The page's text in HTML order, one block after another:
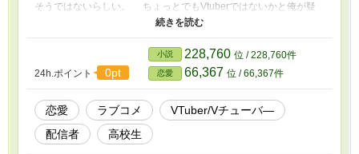
そうではないらしい。 ちょっとでもVtuberではないかと俺が疑
念を向けると露骨に慌てだすのだ。 そんな状況下なのに、彼女
は俺やクラスメイトの皆に正体がバレていないと自信満々のご様
子。 ならば全力でからかって反応を楽しむしかないじゃない
か。 そういえば、この幼馴染は俺が個人的にやらされている
Vtuberの大ファンでもあるらしいな。
24h.ポイント 0pt
小説 228,760 位 / 228,760件
恋愛 66,367 位 / 66,367件
恋愛 ラブコメ
VTuber/Vチューバ―
配信者
高校生